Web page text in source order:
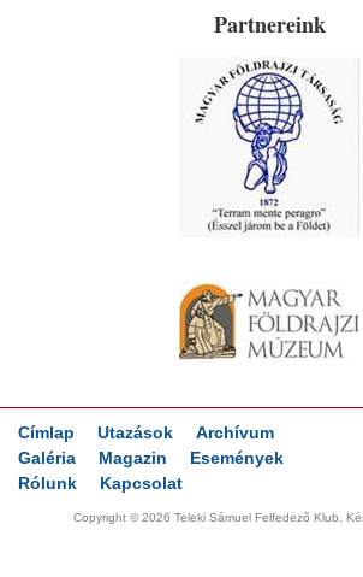
Partnereink
Címlap Utazások
Archívum
Galéria
Magazin
Események
Rólunk
Kapcsolat
Copyright © 2026 Teleki Sámuel Felfedező Klub.